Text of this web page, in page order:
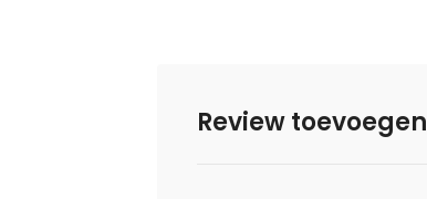
Review toevoegen